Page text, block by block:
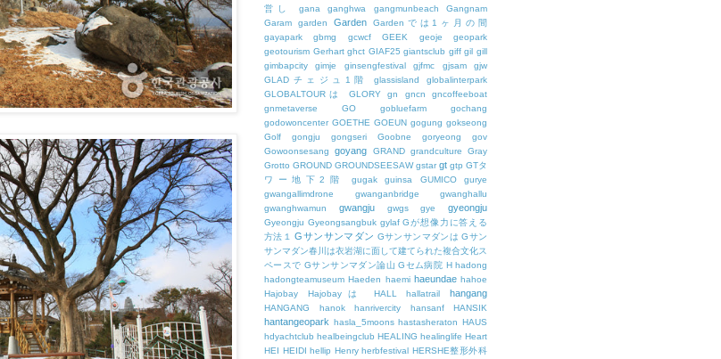
営し
gana ganghwa gangmunbeach
Gangnam
Garam
garden Garden
Gardenでは1ヶ月の間
gayapark
gbmg gcwcf GEEK geoje
geopark
geotourism Gerhart ghct GIAF25 giantsclub giff gil gill
gimbapcity
gimje ginsengfestival gjfmc gjsam
gjw
GLADチェジュ1階
glassisland
globalinterpark
GLOBALTOURは
GLORY gn gncn
gncoffeeboat
gnmetaverse
GO gobluefarm
gochang
godowoncenter GOETHE GOEUN gogung gokseong
Golf
gongju gongseri Goobne goryeong
gov
Gowoonsesang
goyang GRAND grandculture
Gray
Grotto GROUND GROUNDSEESAW gstar gt gtp GTタ
ワー地下2階
gugak guinsa GUMICO
gurye
gwangallimdrone
gwanganbridge
gwanghallu
gwanghwamun
gwangju gwgs gye gyeongju
Gyeongju Gyeongsangbuk gylaf Gが想像力に答える
方法１
Gサンサンマダン Gサンサンマダンは Gサン
サンマダン春川は衣岩湖に面して建てられた複合文化ス
ペースで Gサンサンマダン論山 Gセム病院 H hadong
hadongteamuseum Haeden haemi haeundae hahoe
Hajobay
Hajobayは HALL hallatrail hangang
HANGANG hanok hanrivercity hansanf HANSIK
hantangeopark hasla_5moons hastasheraton HAUS
hdyachtclub healbeingclub HEALING healinglife Heart
HEI HEIDI hellip Henry herbfestival HERSHE整形外科